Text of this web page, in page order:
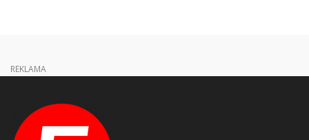
REKLAMA